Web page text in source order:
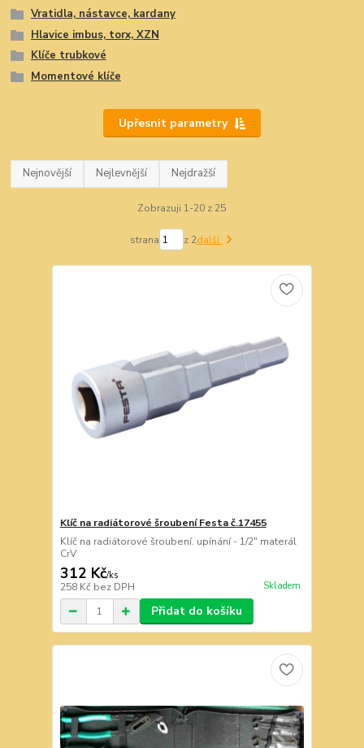
Vratidla, nástavce, kardany
Hlavice imbus, torx, XZN
Klíče trubkové
Momentové klíče
Upřesnit parametry
Nejnovější Nejlevnější Nejdražší
Zobrazuji 1-20 z 25
strana z 2další
Klíč na radiátorové šroubení Festa č.17455
Klíč na radiátorové šroubení. upínání - 1/2" materál
CrV
312 Kč/ks
258 Kč bez DPH Skladem
Přidat do košíku